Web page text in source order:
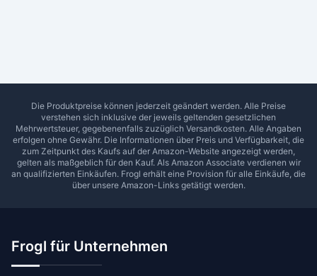
Die Produktpreise können jederzeit geändert werden. Alle Preise
verstehen sich inklusive der jeweils geltenden gesetzlichen
Mehrwertsteuer, gegebenenfalls zuzüglich Versandkosten. Alle Angaben
erfolgen ohne Gewähr. Die Informationen über Preis und Verfügbarkeit, die
zum Zeitpunkt des Kaufs auf der Amazon-Website angezeigt werden,
gelten als maßgeblich für den Kauf. Als Amazon Associate verdienen wir
an qualifizierten Einkäufen. Frogl erhält eine Provision für alle Einkäufe, die
über unsere Amazon-Links getätigt werden.
Frogl für Unternehmen